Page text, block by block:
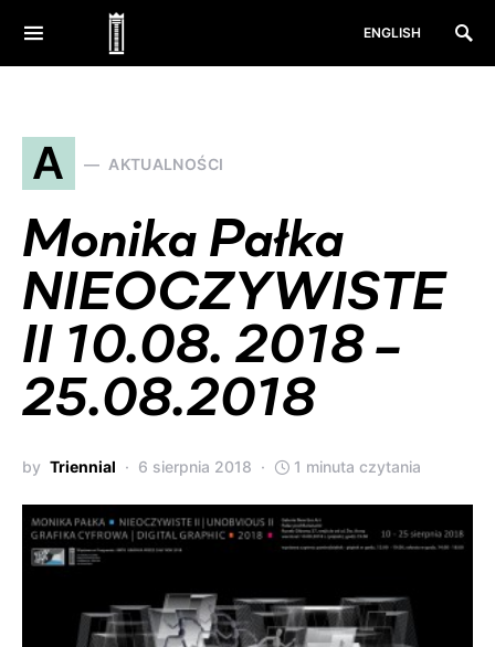
ENGLISH
A AKTUALNOŚCI
Monika Pałka
NIEOCZYWISTE
II 10.08. 2018 –
25.08.2018
by Triennial 6 sierpnia 2018 1 minuta czytania